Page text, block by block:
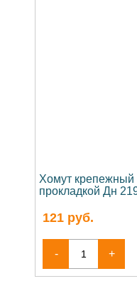
Хомут крепежный
прокладкой Дн
121 руб.
- +